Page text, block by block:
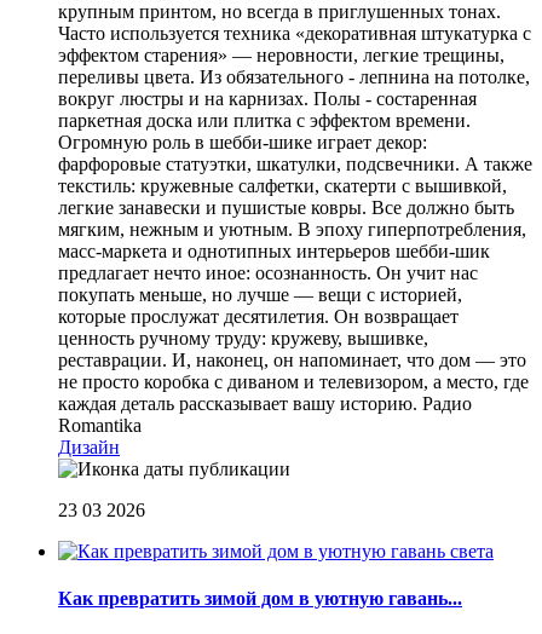
крупным принтом, но всегда в приглушенных тонах.
Часто используется техника «декоративная штукатурка с
эффектом старения» — неровности, легкие трещины,
переливы цвета. Из обязательного - лепнина на потолке,
вокруг люстры и на карнизах. Полы - состаренная
паркетная доска или плитка с эффектом времени.
Огромную роль в шебби-шике играет декор:
фарфоровые статуэтки, шкатулки, подсвечники. А также
текстиль: кружевные салфетки, скатерти с вышивкой,
легкие занавески и пушистые ковры. Все должно быть
мягким, нежным и уютным. В эпоху гиперпотребления,
масс-маркета и однотипных интерьеров шебби-шик
предлагает нечто иное: осознанность. Он учит нас
покупать меньше, но лучше — вещи с историей,
которые прослужат десятилетия. Он возвращает
ценность ручному труду: кружеву, вышивке,
реставрации. И, наконец, он напоминает, что дом — это
не просто коробка с диваном и телевизором, а место, где
каждая деталь рассказывает вашу историю. Радио
Romantika
Дизайн
23 03 2026
Как превратить зимой дом в уютную гавань...